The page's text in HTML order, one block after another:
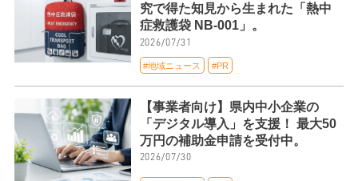
究で得た知見から生まれた「熱中
症救護袋 NB-001」。
2026/07/31
#地域ニュース #PR
【事業者向け】県内中小企業の
「デジタル導入」を支援！ 最大50
万円の補助金申請を受付中。
2026/07/30